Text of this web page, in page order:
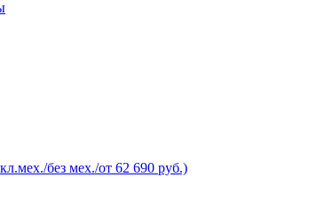
без мех./от 62 690 руб.)